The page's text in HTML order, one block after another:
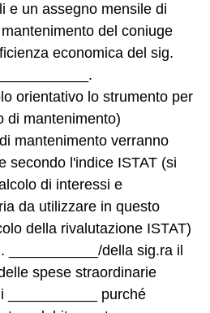
e un assegno mensile di
del coniuge
economica del sig.
orientativo lo strumento per
di mantenimento)
mantenimento verranno
secondo l'indice ISTAT (si
di interessi e
da utilizzare in questo
della rivalutazione ISTAT)
___________/della sig.ra il
spese straordinarie
___________ purché